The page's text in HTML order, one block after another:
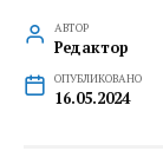
АВТОР
Редактор
ОПУБЛИКОВАНО
16.05.2024